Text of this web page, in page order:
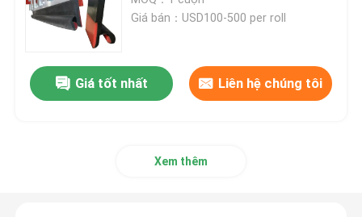
ròng rọc gốm tụt hậu
Độ trễ ròng rọc băng tải
Giá bán：USD100-500 per roll
Giá tốt nhất Liên hệ chúng tôi
Xem thêm